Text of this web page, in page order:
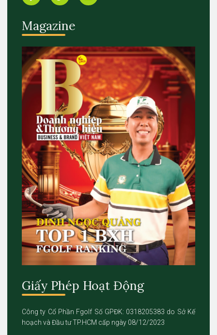
Magazine
Giấy Phép Hoạt Động
Công ty Cổ Phần Fgolf Số GPĐK: 0318205383 do Sở Kế
hoạch và Đầu tư TP.HCM cấp ngày 08/12/2023